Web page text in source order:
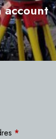
account
*